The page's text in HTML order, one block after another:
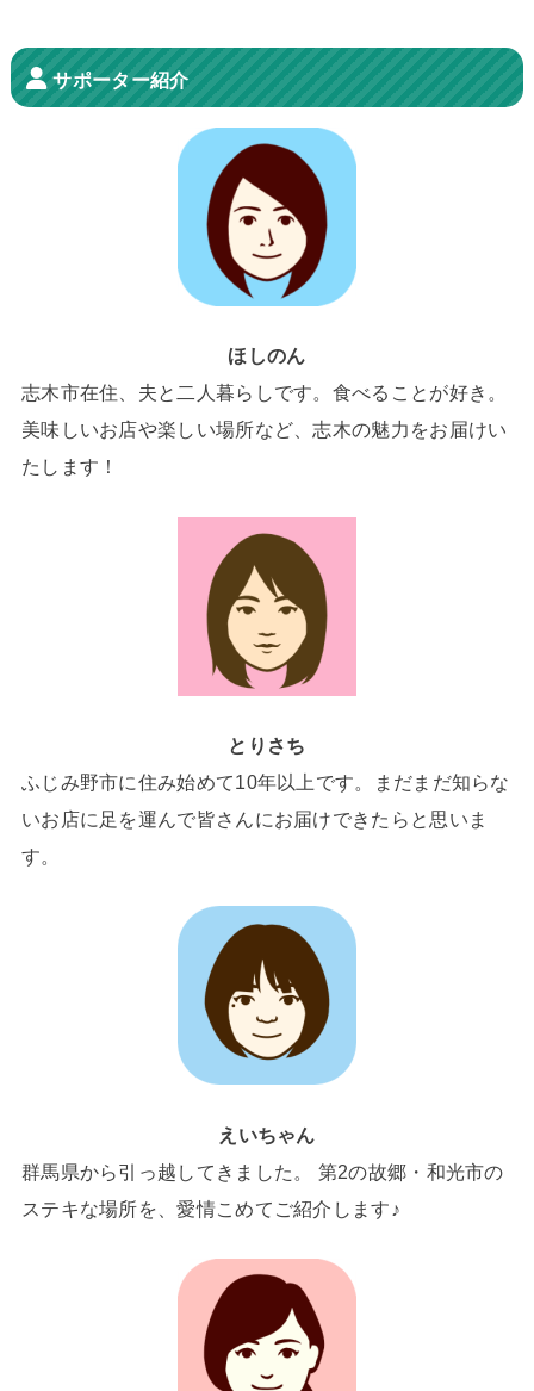
サポーター紹介
ほしのん
志木市在住、夫と二人暮らしです。食べることが好き。
美味しいお店や楽しい場所など、志木の魅力をお届けい
たします！
とりさち
ふじみ野市に住み始めて10年以上です。まだまだ知らな
いお店に足を運んで皆さんにお届けできたらと思いま
す。
えいちゃん
群馬県から引っ越してきました。 第2の故郷・和光市の
ステキな場所を、愛情こめてご紹介します♪